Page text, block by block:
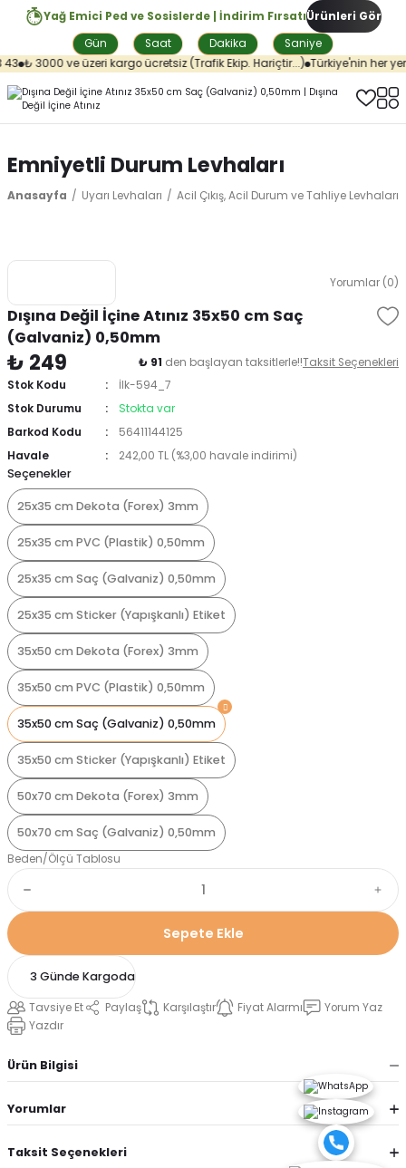
Yağ Emici Ped ve Sosislerde | İndirim Fırsatı
Gün
Saat Dakika Saniye
Ürünleri Gör
₺ 3000 ve üzeri kargo ücretsiz (Trafik Ekip. Hariçtir...) Türkiye'nin her
Emniyetli Durum Levhaları
Anasayfa Uyarı Levhaları Acil Çıkış, Acil Durum ve Tahliye Levhaları
Yorumlar (0)
Dışına Değil İçine Atınız 35x50 cm Saç
(Galvaniz) 0,50mm
₺ 249 ₺ 91 den başlayan taksitlerle!!Taksit Seçenekleri
Stok Kodu
İlk-594_7
Stok Durumu
Stokta var
Barkod Kodu
56411144125
Havale
242,00 TL (%3,00 havale indirimi)
Seçenekler
25x35 cm Dekota (Forex) 3mm
25x35 cm PVC (Plastik) 0,50mm
25x35 cm Saç (Galvaniz) 0,50mm
25x35 cm Sticker (Yapışkanlı) Etiket
35x50 cm Dekota (Forex) 3mm
35x50 cm PVC (Plastik) 0,50mm
35x50 cm Saç (Galvaniz) 0,50mm
35x50 cm Sticker (Yapışkanlı) Etiket
50x70 cm Dekota (Forex) 3mm
50x70 cm Saç (Galvaniz) 0,50mm
Beden/Ölçü Tablosu
Sepete Ekle
3 Günde Kargoda
Tavsiye Et Paylaş Karşılaştır Fiyat Alarmı
Yorum Yaz
Yazdır
Ürün Bilgisi
Yorumlar
Taksit Seçenekleri